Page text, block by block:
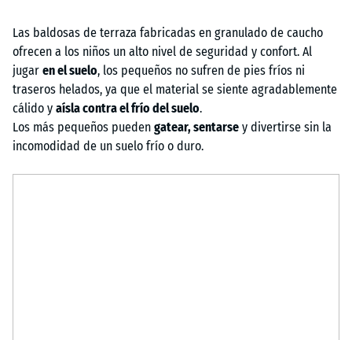
Las baldosas de terraza fabricadas en granulado de caucho
ofrecen a los niños un alto nivel de seguridad y confort. Al
jugar en el suelo, los pequeños no sufren de pies fríos ni
traseros helados, ya que el material se siente agradablemente
cálido y aísla contra el frío del suelo.
Los más pequeños pueden gatear, sentarse y divertirse sin la
incomodidad de un suelo frío o duro.